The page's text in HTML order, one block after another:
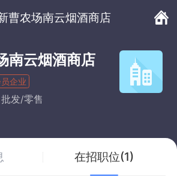
曹农场南云烟酒商店
南云烟酒商店
企业
批发/零售
在招职位(1)